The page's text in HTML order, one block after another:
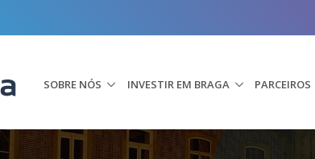
SOBRE NÓS INVESTIR EM BRAGA PARCEIROS